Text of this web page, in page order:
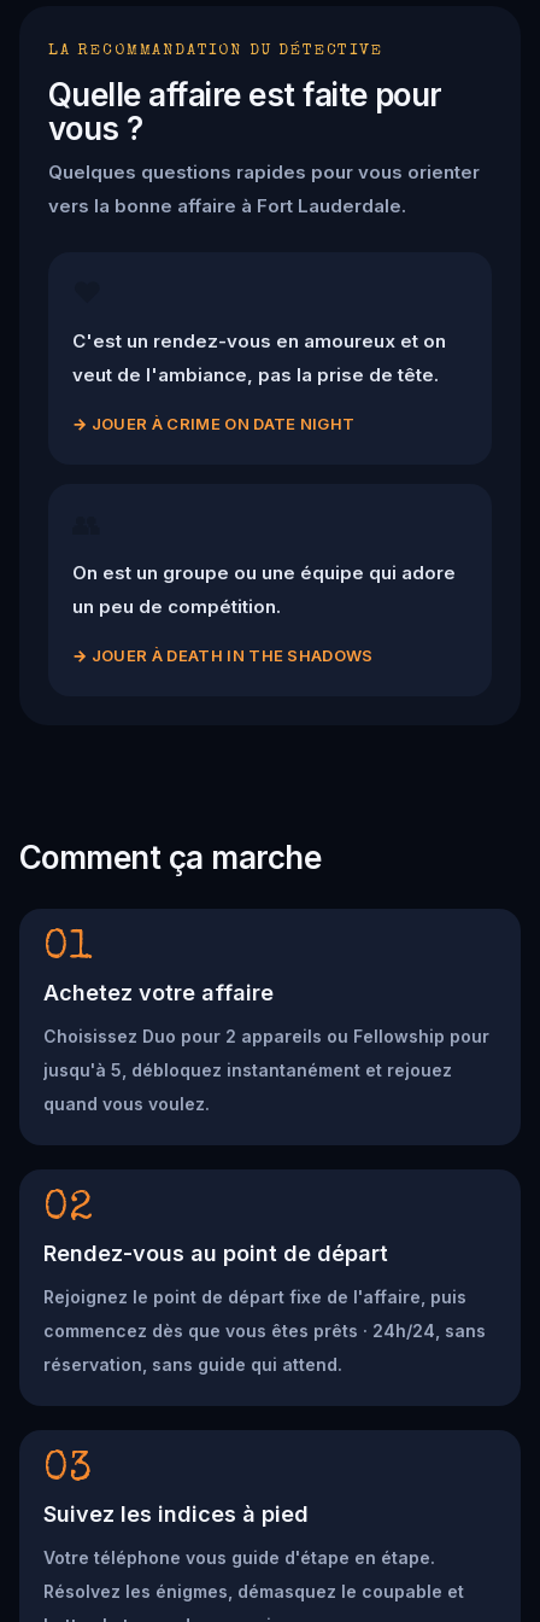
LA RECOMMANDATION DU DÉTECTIVE
Quelle affaire est faite pour
vous ?
Quelques questions rapides pour vous orienter
vers la bonne affaire à Fort Lauderdale.
C'est un rendez-vous en amoureux et on
veut de l'ambiance, pas la prise de tête.
→ JOUER À CRIME ON DATE NIGHT
On est un groupe ou une équipe qui adore
un peu de compétition.
→ JOUER À DEATH IN THE SHADOWS
Comment ça marche
01
Achetez votre affaire
Choisissez Duo pour 2 appareils ou Fellowship pour
jusqu'à 5, débloquez instantanément et rejouez
quand vous voulez.
02
Rendez-vous au point de départ
Rejoignez le point de départ fixe de l'affaire, puis
commencez dès que vous êtes prêts · 24h/24, sans
réservation, sans guide qui attend.
03
Suivez les indices à pied
Votre téléphone vous guide d'étape en étape.
Résolvez les énigmes, démasquez le coupable et